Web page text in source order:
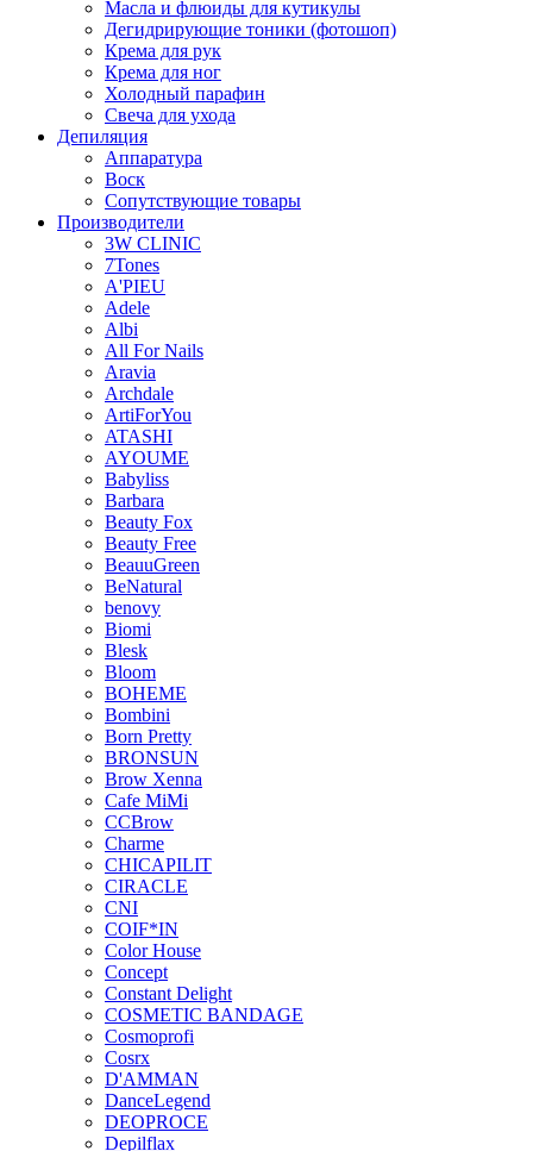
Масла и флюиды для кутикулы
Дегидрирующие тоники (фотошоп)
Крема для рук
Крема для ног
Холодный парафин
Свеча для ухода
Депиляция
Аппаратура
Воск
Сопутствующие товары
Производители
3W CLINIC
7Tones
A'PIEU
Adele
Albi
All For Nails
Aravia
Archdale
ArtiForYou
ATASHI
AYOUME
Babyliss
Barbara
Beauty Fox
Beauty Free
BeauuGreen
BeNatural
benovy
Biomi
Blesk
Bloom
BOHEME
Bombini
Born Pretty
BRONSUN
Brow Xenna
Cafe MiMi
CCBrow
Charme
CHICAPILIT
CIRACLE
CNI
COIF*IN
Color House
Concept
Constant Delight
COSMETIC BANDAGE
Cosmoprofi
Cosrx
D'AMMAN
DanceLegend
DEOPROCE
Depilflax